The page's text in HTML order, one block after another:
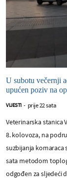
U subotu večernji
upućen poziv na
VIJESTI - prije 22 sata
Veterinarska stanica
8. kolovoza, na
suzbijanja komaraca
sata metodom
odgođen za sljedeći